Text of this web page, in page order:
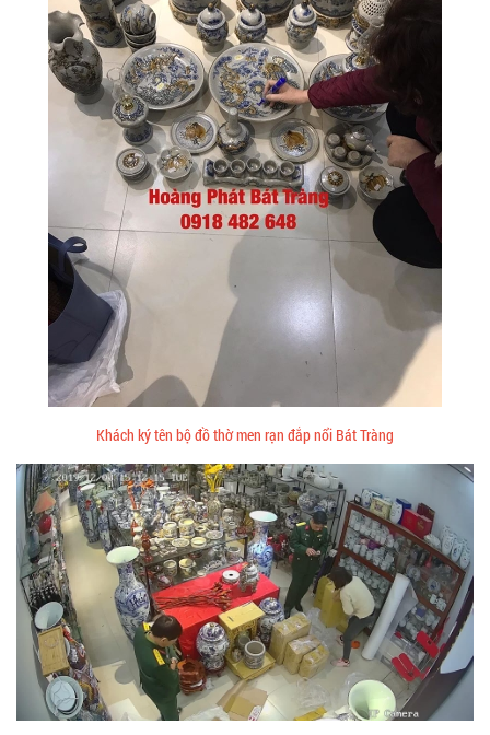
Khách ký tên bộ đồ thờ men rạn đắp nổi Bát Tràng